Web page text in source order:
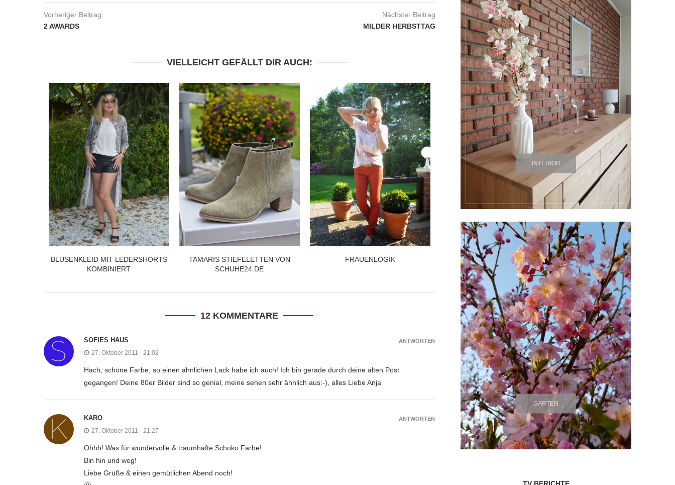
Vorheriger Beitrag
2 AWARDS
Nächster Beitrag
MILDER HERBSTTAG
VIELLEICHT GEFÄLLT DIR AUCH:
BLUSENKLEID MIT LEDERSHORTS
KOMBINIERT
TAMARIS STIEFELETTEN VON
SCHUHE24.DE
FRAUENLOGIK
12 KOMMENTARE
SOFIES HAUS
27. Oktober 2011 - 21:02
Hach, schöne Farbe, so einen ähnlichen Lack habe ich auch! Ich bin gerade durch deine alten Post
gegangen! Deine 80er Bilder sind so genial, meine sehen sehr ähnlich aus:-), alles Liebe Anja
ANTWORTEN
KARO
27. Oktober 2011 - 21:27
Ohhh! Was für wundervolle & traumhafte Schoko Farbe!
Bin hin und weg!
Liebe Grüße & einen gemütlichen Abend noch!
ANTWORTEN
INTERIOR
GARTEN